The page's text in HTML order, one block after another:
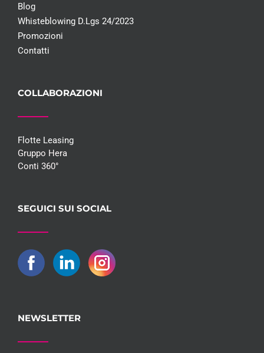
Blog
Whisteblowing D.Lgs 24/2023
Promozioni
Contatti
COLLABORAZIONI
Flotte Leasing
Gruppo Hera
Conti 360°
SEGUICI SUI SOCIAL
NEWSLETTER